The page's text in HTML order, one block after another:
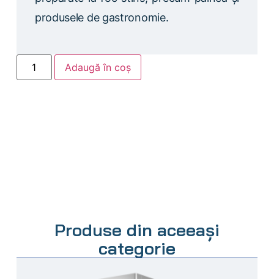
produsele de gastronomie.
Adaugă în coș
Produse din aceeași
categorie